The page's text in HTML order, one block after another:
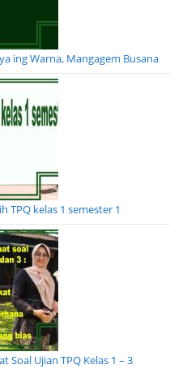
ing Warna, Mangagem Busana
TPQ kelas 1 semester 1
Soal Ujian TPQ Kelas 1 – 3